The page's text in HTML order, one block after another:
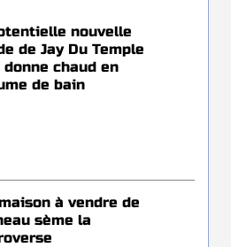
nouvelle
de Jay Du Temple
donne chaud en
de bain
à vendre de
sème la